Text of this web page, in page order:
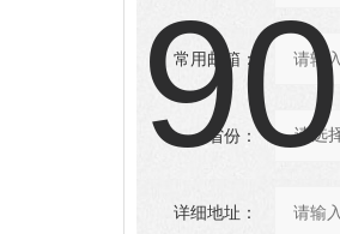
常用邮箱：
省份：
详细地址：